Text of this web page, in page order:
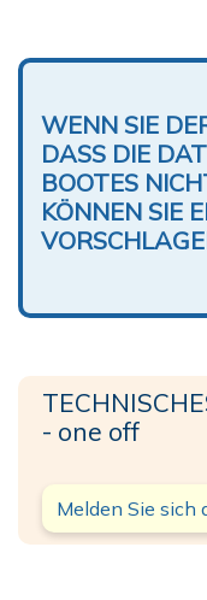
WENN SIE
DASS DIE
BOOTES
KÖNNEN SIE
- one off
Melden Sie sich